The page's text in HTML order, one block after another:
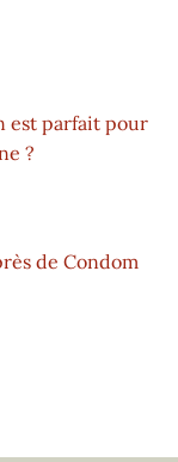
est parfait pour
?
de Condom